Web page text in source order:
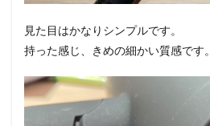
見た目はかなりシンプルです。
持った感じ、きめの細かい質感です。